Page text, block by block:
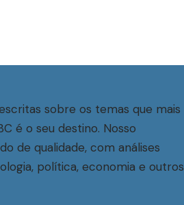
sobre os temas que mais
é o seu destino. Nosso
de qualidade, com análises
política, economia e outros